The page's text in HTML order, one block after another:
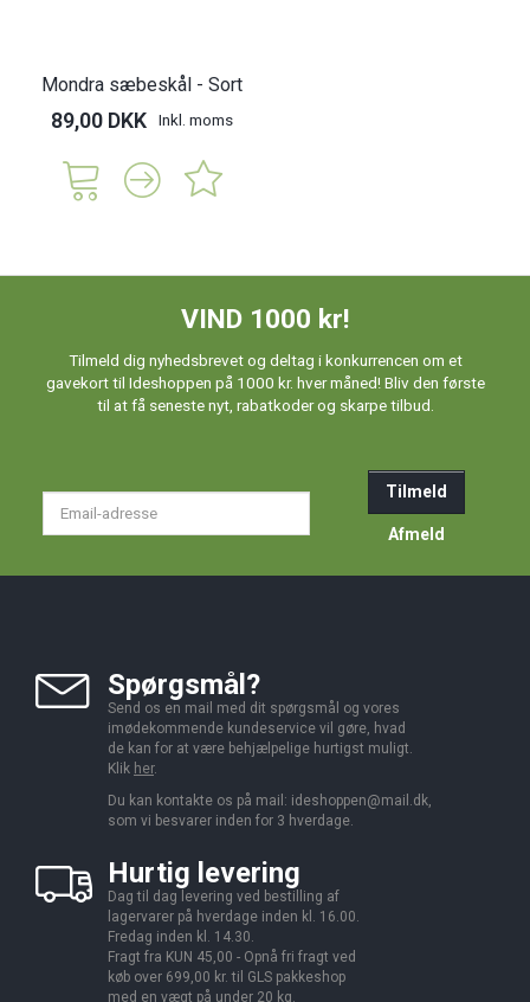
Mondra sæbeskål - Sort
89,00 DKK Inkl. moms
VIND 1000 kr!
Tilmeld dig nyhedsbrevet og deltag i konkurrencen om et
gavekort til Ideshoppen på 1000 kr. hver måned! Bliv den første
til at få seneste nyt, rabatkoder og skarpe tilbud.
Tilmeld
Afmeld
Spørgsmål?
Send os en mail med dit spørgsmål og vores
imødekommende kundeservice vil gøre, hvad
de kan for at være behjælpelige hurtigst muligt.
Klik her.
Du kan kontakte os på mail: ideshoppen@mail.dk,
som vi besvarer inden for 3 hverdage.
Hurtig levering
Dag til dag levering ved bestilling af
lagervarer på hverdage inden kl. 16.00.
Fredag inden kl. 14.30.
Fragt fra KUN 45,00 - Opnå fri fragt ved
køb over 699,00 kr. til GLS pakkeshop
med en vægt på under 20 kg.